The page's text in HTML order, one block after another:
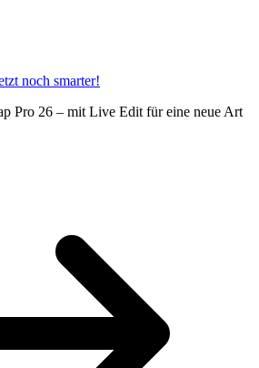
noch smarter!
Pro 26 – mit Live Edit für eine neue Art